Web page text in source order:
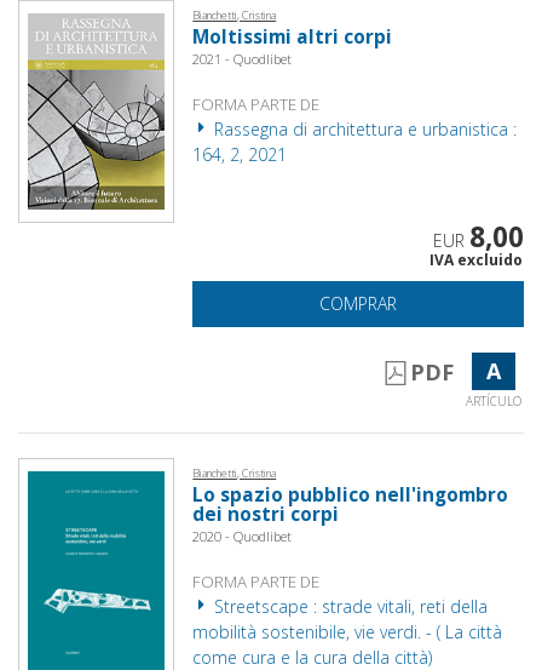
Bianchetti, Cristina
Moltissimi altri corpi
2021 - Quodlibet
FORMA PARTE DE
Rassegna di architettura e urbanistica :
164, 2, 2021
EUR 8,00
IVA excluido
COMPRAR
PDF A
ARTÍCULO
Bianchetti, Cristina
Lo spazio pubblico nell'ingombro
dei nostri corpi
2020 - Quodlibet
FORMA PARTE DE
Streetscape : strade vitali, reti della
mobilità sostenibile, vie verdi. - ( La città
come cura e la cura della città)